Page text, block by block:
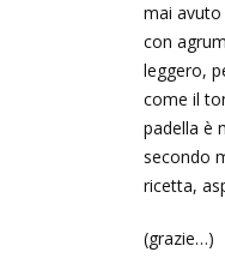
mai avuto
con
leggero,
come il
padella è
secondo
ricetta,
(grazie…)